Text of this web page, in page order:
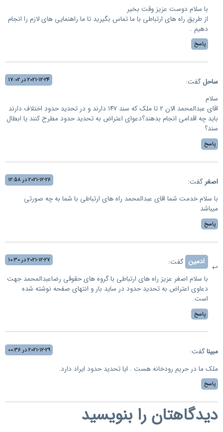
با سلام دوست عزیز وقت بخير
از طریق راه های ارتباطی با ما تماس بگیرید تا ما راهنمایی های لازم را انجام
دهیم .
پاسخ
ساحل گفت: 2021-12-24 در 17:02
سلام
اقای عبدالمحمد الان ۲ تا ملک که سند ۱۴۷ دارند و در تحدید حدود اختلاف دارند
باید چه اقدامی انجام بدهند؟دعوای اعتراض به تحدید حدود مطرح کنند یا ابطال
سند؟
پاسخ
اصغر گفت: 2021-12-26 در 12:58
با سلام خدمت شما اقای عبدالمحمد راه های ارتباطی با شما به چه صورتی
میباشد
پاسخ
ادمین گفت: 2021-12-27 در 10:30
با سلام اصغر عزیز راه های ارتباطی با گروه های حقوقی رضاعبدالمحمد جهت
دعاوی اعتراض به تحدید حدود در ساید بار و انتهای صفحه نوشته شده
است.
پاسخ
مبیناگفت: 2021-12-29 در 00:36
ملک ما در حریم رودخانه هست . ایا تحدید حدود ایراد دارد.
پاسخ
دیدگاهتان را بنویسید